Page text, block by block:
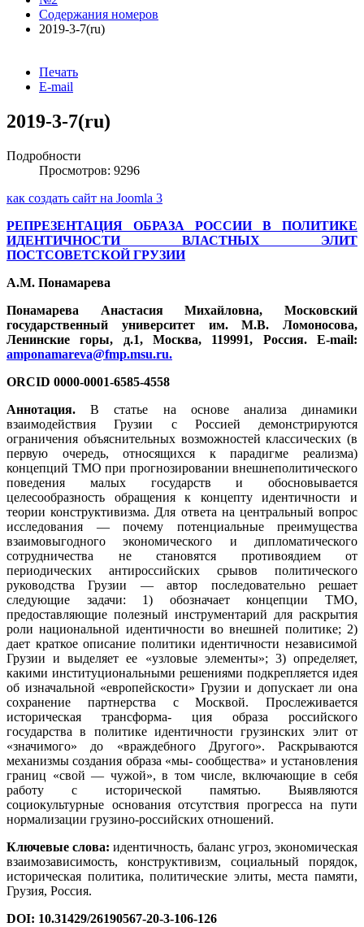
Содержания номеров
2019-3-7(ru)
Печать
E-mail
2019-3-7(ru)
Подробности
Просмотров: 9296
как создать сайт на Joomla 3
РЕПРЕЗЕНТАЦИЯ ОБРАЗА РОССИИ В ПОЛИТИКЕ
ИДЕНТИЧНОСТИ ВЛАСТНЫХ ЭЛИТ
ПОСТСОВЕТСКОЙ ГРУЗИИ
А.М. Понамарева
Понамарева Анастасия Михайловна, Московский
государственный университет им. М.В. Ломоносова,
Ленинские горы, д.1, Москва, 119991, Россия. E-mail:
amponamareva@fmp.msu.ru.
ORCID 0000-0001-6585-4558
Аннотация. В статье на основе анализа динамики
взаимодействия Грузии с Россией демонстрируются
ограничения объяснительных возможностей классических (в
первую очередь, относящихся к парадигме реализма)
концепций ТМО при прогнозировании внешнеполитического
поведения малых государств и обосновывается
целесообразность обращения к концепту идентичности и
теории конструктивизма. Для ответа на центральный вопрос
исследования — почему потенциальные преимущества
взаимовыгодного экономического и дипломатического
сотрудничества не становятся противоядием от
периодических антироссийских срывов политического
руководства Грузии — автор последовательно решает
следующие задачи: 1) обозначает концепции ТМО,
предоставляющие полезный инструментарий для раскрытия
роли национальной идентичности во внешней политике; 2)
дает краткое описание политики идентичности независимой
Грузии и выделяет ее «узловые элементы»; 3) определяет,
какими институциональными решениями подкрепляется идея
об изначальной «европейскости» Грузии и допускает ли она
сохранение партнерства с Москвой. Прослеживается
историческая трансформа- ция образа российского
государства в политике идентичности грузинских элит от
«значимого» до «враждебного Другого». Раскрываются
механизмы создания образа «мы- сообщества» и установления
границ «свой — чужой», в том числе, включающие в себя
работу с исторической памятью. Выявляются
социокультурные основания отсутствия прогресса на пути
нормализации грузино-российских отношений.
Ключевые слова: идентичность, баланс угроз, экономическая
взаимозависимость, конструктивизм, социальный порядок,
историческая политика, политические элиты, места памяти,
Грузия, Россия.
DOI: 10.31429/26190567-20-3-106-126